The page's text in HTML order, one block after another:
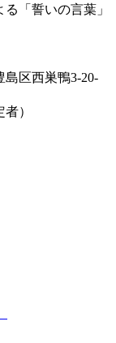
「誓いの言葉」
区西巣鴨3-20-
）